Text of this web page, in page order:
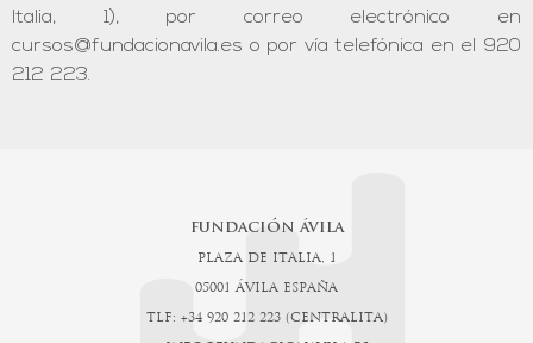
Italia, 1), por correo electrónico en
cursos@fundacionavila.es o por vía telefónica en el 920
212 223.
FUNDACIÓN ÁVILA
PLAZA DE ITALIA, 1
05001 ÁVILA ESPAÑA
TLF: +34 920 212 223 (CENTRALITA)